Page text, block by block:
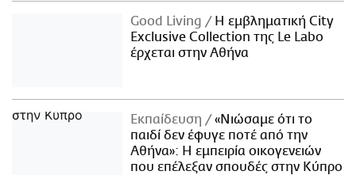
Good Living
Η εμβληματική City
Exclusive Collection της Le Labo
έρχεται στην Αθήνα
Εκπαίδευση
«Νιώσαμε ότι το
παιδί δεν έφυγε ποτέ από την
Αθήνα»: Η εμπειρία οικογενειών
που επέλεξαν σπουδές στην Κύπρο